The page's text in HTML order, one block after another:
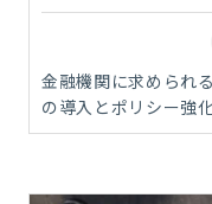
金融機関に求められ
の導入とポリシー強